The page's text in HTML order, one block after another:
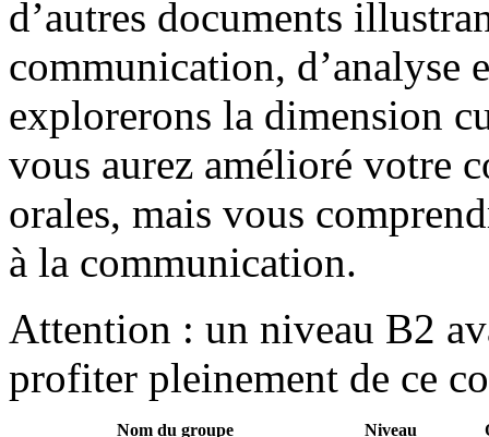
d’autres documents
communication, d’analyse
explorerons la dimension
vous aurez amélioré votre
orales, mais vous
à la communication.
Attention : un niveau B2
profiter pleinement de ce
Nom du groupe Niveau